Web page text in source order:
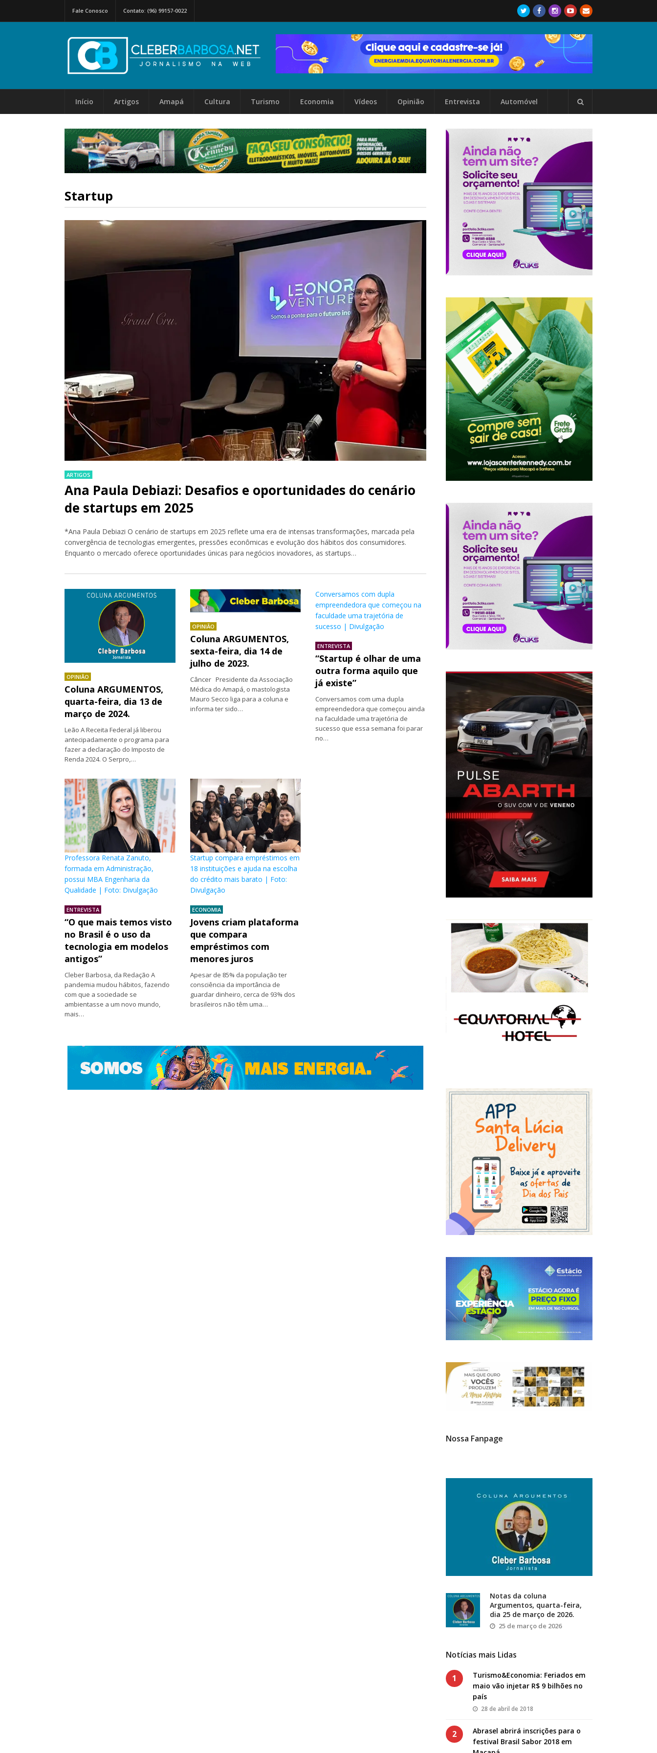
Fale Conosco Contato: (96) 99157-0022
Início Artigos Amapá Cultura Turismo Economia Vídeos Opinião Entrevista Automóvel
Startup
ARTIGOS
Ana Paula Debiazi: Desafios e oportunidades do cenário
de startups em 2025
*Ana Paula Debiazi O cenário de startups em 2025 reflete uma era de intensas transformações, marcada pela
convergência de tecnologias emergentes, pressões econômicas e evolução dos hábitos dos consumidores.
Enquanto o mercado oferece oportunidades únicas para negócios inovadores, as startups…
OPINIÃO
Coluna ARGUMENTOS,
quarta-feira, dia 13 de
março de 2024.
Leão A Receita Federal já liberou
antecipadamente o programa para
fazer a declaração do Imposto de
Renda 2024. O Serpro,…
OPINIÃO
Coluna ARGUMENTOS,
sexta-feira, dia 14 de
julho de 2023.
Câncer Presidente da Associação
Médica do Amapá, o mastologista
Mauro Secco liga para a coluna e
informa ter sido…
Conversamos com dupla
empreendedora que começou na
faculdade uma trajetória de
sucesso | Divulgação
ENTREVISTA
“Startup é olhar de uma
outra forma aquilo que
já existe”
Conversamos com uma dupla
empreendedora que começou ainda
na faculdade uma trajetória de
sucesso que essa semana foi parar
no…
Professora Renata Zanuto,
formada em Administração,
possui MBA Engenharia da
Qualidade | Foto: Divulgação
ENTREVISTA
“O que mais temos visto
no Brasil é o uso da
tecnologia em modelos
antigos”
Cleber Barbosa, da Redação A
pandemia mudou hábitos, fazendo
com que a sociedade se
ambientasse a um novo mundo,
mais…
Startup compara empréstimos em
18 instituições e ajuda na escolha
do crédito mais barato | Foto:
Divulgação
ECONOMIA
Jovens criam plataforma
que compara
empréstimos com
menores juros
Apesar de 85% da população ter
consciência da importância de
guardar dinheiro, cerca de 93% dos
brasileiros não têm uma…
Nossa Fanpage
Notas da coluna
Argumentos, quarta-feira,
dia 25 de março de 2026.
25 de março de 2026
Notícias mais Lidas
1
Turismo&Economia: Feriados em
maio vão injetar R$ 9 bilhões no
país
28 de abril de 2018
2
Abrasel abrirá inscrições para o
festival Brasil Sabor 2018 em